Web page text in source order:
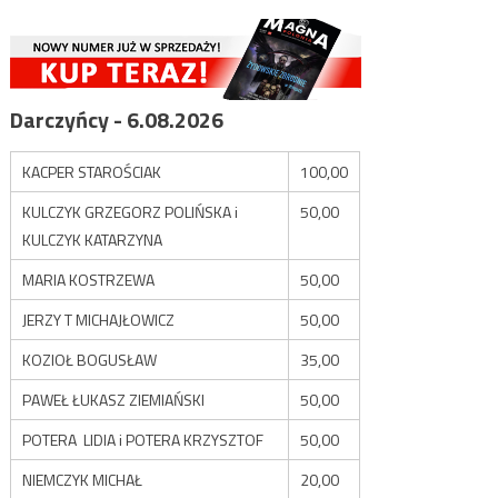
Darczyńcy - 6.08.2026
KACPER STAROŚCIAK
100,00
KULCZYK GRZEGORZ POLIŃSKA i
KULCZYK KATARZYNA
50,00
MARIA KOSTRZEWA
50,00
JERZY T MICHAJŁOWICZ
50,00
KOZIOŁ BOGUSŁAW
35,00
PAWEŁ ŁUKASZ ZIEMIAŃSKI
50,00
POTERA LIDIA i POTERA KRZYSZTOF
50,00
NIEMCZYK MICHAŁ
20,00